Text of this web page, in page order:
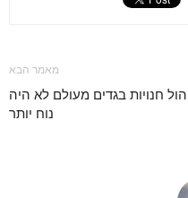
מאמר הבא
חנויות בגדים מעולם לא היה
נוח יותר